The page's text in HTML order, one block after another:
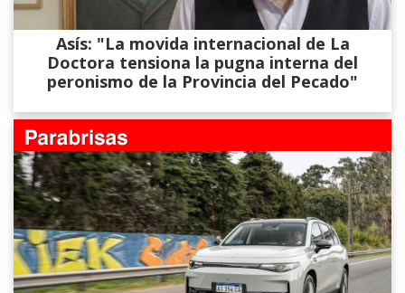
Asís: "La movida internacional de La
Doctora tensiona la pugna interna del
peronismo de la Provincia del Pecado"